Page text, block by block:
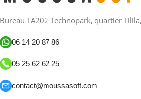
Bureau TA202 Technopark, quartier
06 14 20 87 86
05 25 62 62 25
contact@moussasoft.com